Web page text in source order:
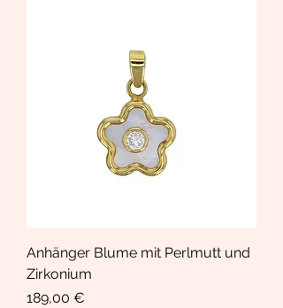
Anhänger Blume mit Perlmutt und
Zirkonium
Precio
189,00 €